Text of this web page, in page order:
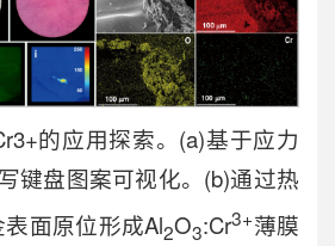
的应用探索。(a)基于应力
键盘图案可视化。(b)通过热
面原位形成Al2O3:Cr3+薄膜